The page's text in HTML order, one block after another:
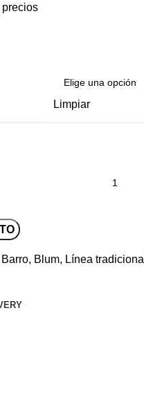
precios
Limpiar
Barro, Blum, Línea tradicional